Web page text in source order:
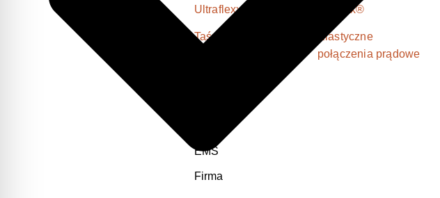
Ultraflexx®
Taśmy
Isoflexx®
Elastyczne
połączenia prądowe
EMS
Firma